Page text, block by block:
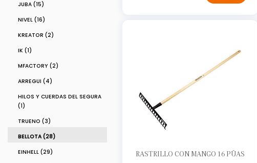
JUBA (15)
NIVEL (16)
KREATOR (2)
IK (1)
MFACTORY (2)
ARREGUI (4)
HILOS Y CUERDAS DEL SEGURA
(1)
TRUENO (3)
BELLOTA (28)
EINHELL (29)
RASTRILLO CON MANGO 16 PÚAS